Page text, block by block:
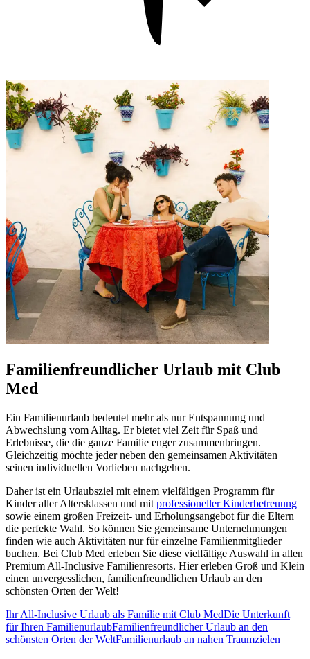
Familienfreundlicher Urlaub mit Club
Med
Ein Familienurlaub bedeutet mehr als nur Entspannung und
Abwechslung vom Alltag. Er bietet viel Zeit für Spaß und
Erlebnisse, die die ganze Familie enger zusammenbringen.
Gleichzeitig möchte jeder neben den gemeinsamen Aktivitäten
seinen individuellen Vorlieben nachgehen.
Daher ist ein Urlaubsziel mit einem vielfältigen Programm für
Kinder aller Altersklassen und mit professioneller Kinderbetreuung
sowie einem großen Freizeit- und Erholungsangebot für die Eltern
die perfekte Wahl. So können Sie gemeinsame Unternehmungen
finden wie auch Aktivitäten nur für einzelne Familienmitglieder
buchen. Bei Club Med erleben Sie diese vielfältige Auswahl in allen
Premium All-Inclusive Familienresorts. Hier erleben Groß und Klein
einen unvergesslichen, familienfreundlichen Urlaub an den
schönsten Orten der Welt!
Ihr All-Inclusive Urlaub als Familie mit Club MedDie Unterkunft
für Ihren FamilienurlaubFamilienfreundlicher Urlaub an den
schönsten Orten der WeltFamilienurlaub an nahen Traumzielen